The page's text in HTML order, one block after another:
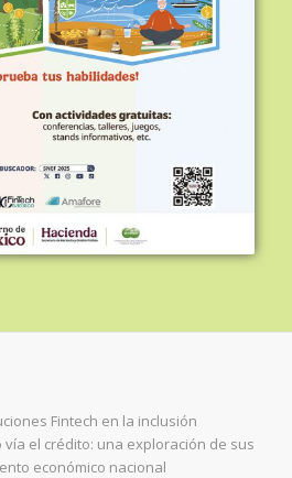
Fintech en la inclusión
el crédito: una exploración de sus
económico nacional